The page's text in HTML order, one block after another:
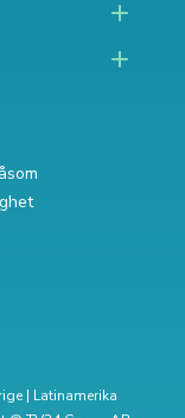
| Latinamerika